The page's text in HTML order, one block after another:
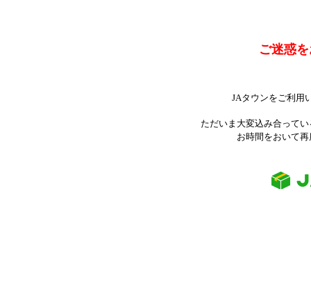
ご迷惑
JAタウンをご利用
ただいま大変込み合って
お時間をおいて